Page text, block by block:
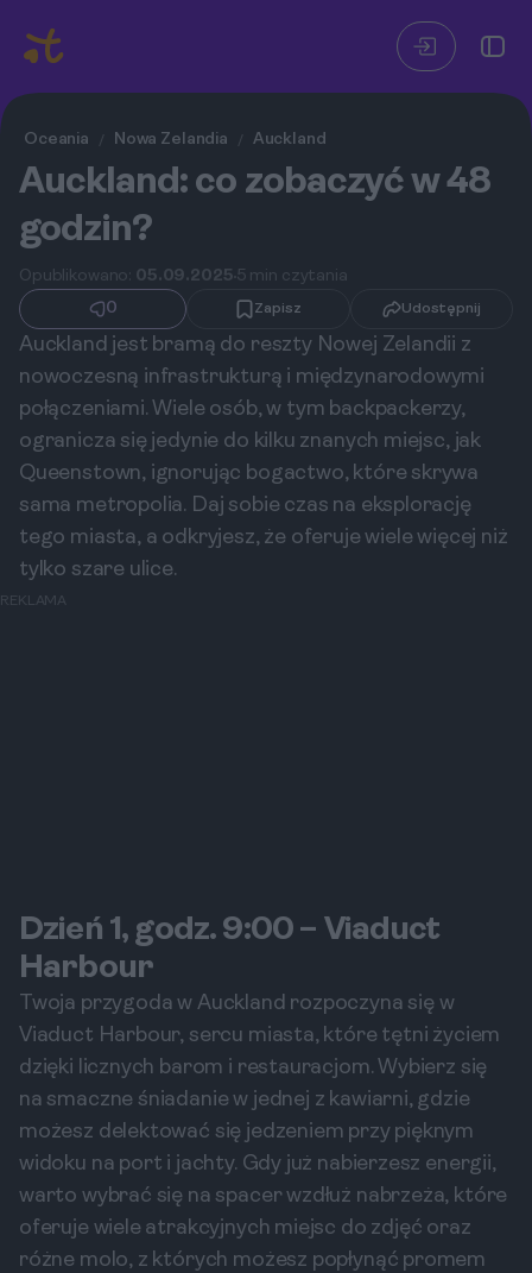
Oceania / Nowa Zelandia / Auckland
Auckland: co zobaczyć w 48
godzin?
Opublikowano: 05.09.2025 5 min czytania
0
Zapisz Udostępnij
Auckland jest bramą do reszty Nowej Zelandii z
nowoczesną infrastrukturą i międzynarodowymi
połączeniami. Wiele osób, w tym backpackerzy,
ogranicza się jedynie do kilku znanych miejsc, jak
Queenstown, ignorując bogactwo, które skrywa
sama metropolia. Daj sobie czas na eksplorację
tego miasta, a odkryjesz, że oferuje wiele więcej niż
tylko szare ulice.
REKLAMA
Dzień 1, godz. 9:00 – Viaduct
Harbour
Twoja przygoda w Auckland rozpoczyna się w
Viaduct Harbour, sercu miasta, które tętni życiem
dzięki licznych barom i restauracjom. Wybierz się
na smaczne śniadanie w jednej z kawiarni, gdzie
możesz delektować się jedzeniem przy pięknym
widoku na port i jachty. Gdy już nabierzesz energii,
warto wybrać się na spacer wzdłuż nabrzeża, które
oferuje wiele atrakcyjnych miejsc do zdjęć oraz
różne molo, z których możesz popłynąć promem